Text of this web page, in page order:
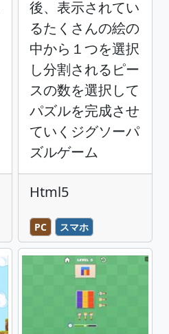
後、表示されてい
るたくさんの絵の
中から１つを選択
し分割されるピー
スの数を選択して
パズルを完成させ
ていくジグソーパ
ズルゲーム
Html5
PC スマホ